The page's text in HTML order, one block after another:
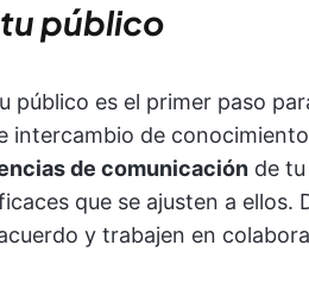
público
público es el primer paso
intercambio de
de comunicación de
que se ajusten a ellos.
y trabajen en